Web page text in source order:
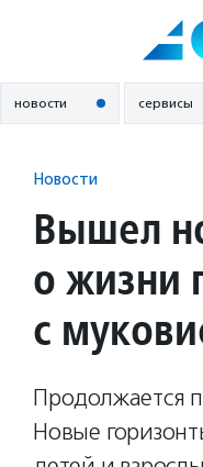
новости сервисы
Новости
Вышел
о жизни
с
Продолжается
Новые